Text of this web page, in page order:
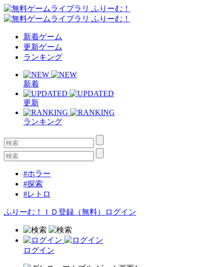
新着ゲーム
更新ゲーム
ランキング
新着
更新
ランキング
#ホラー
#探索
#レトロ
ふりーむ！ＩＤ登録（無料） ログイン
ログイン